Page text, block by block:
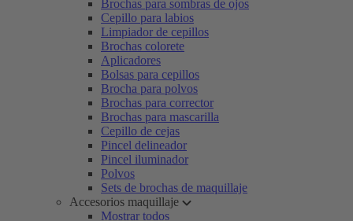
Brochas para sombras de ojos
Cepillo para labios
Limpiador de cepillos
Brochas colorete
Aplicadores
Bolsas para cepillos
Brocha para polvos
Brochas para corrector
Brochas para mascarilla
Cepillo de cejas
Pincel delineador
Pincel iluminador
Polvos
Sets de brochas de maquillaje
Accesorios maquillaje
Mostrar todos